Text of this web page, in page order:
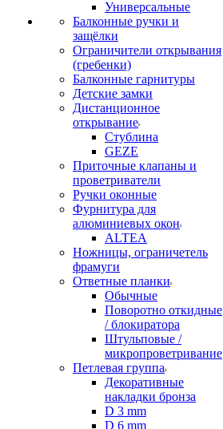
Универсальные
Балконные ручки и
защёлки
Ограничители открывания
(гребенки)
Балконные гарнитуры
Детские замки
Дистанционное
открывание
Стублина
GEZE
Приточные клапаны и
проветриватели
Ручки оконные
Фурнитура для
алюминиевых окон
ALTEA
Ножницы, ограничетель
фрамуги
Ответные планки
Обычные
Поворотно откидные
/ блокиратора
Штульповые /
микропроветривание
Петлевая группа
Декоративные
накладки бронза
D 3 mm
D 6 mm